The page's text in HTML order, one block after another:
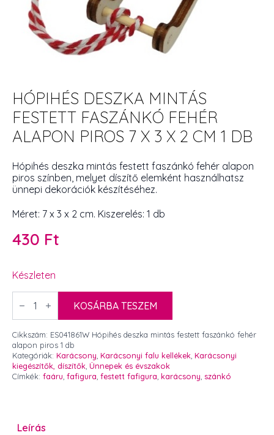
HÓPIHÉS DESZKA MINTÁS
FESTETT FASZÁNKÓ FEHÉR
ALAPON PIROS 7 X 3 X 2 CM 1 DB
Hópihés deszka mintás festett faszánkó fehér alapon
piros színben, melyet díszítő elemként használhatsz
ünnepi dekorációk készítéséhez.
Méret: 7 x 3 x 2 cm. Kiszerelés: 1 db
430 Ft
Készleten
Hópihés
deszka
faszánkó
fehér
alapon
piros
7
cm
KOSÁRBA TESZEM
Cikkszám: ES041861W Hópihés deszka mintás festett faszánkó fehér
alapon piros 1 db
Kategóriák: Karácsony, Karácsonyi falu kellékek, Karácsonyi
kiegészítők, díszítők, Ünnepek és évszakok
Címkék: faáru, fafigura, festett fafigura, karácsony, szánkó
Leírás